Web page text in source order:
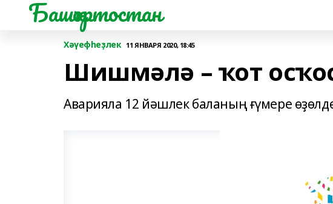
Башҡортостан
Хәүефһеҙлек 11 ЯНВАРЯ 2020, 18:45
Шишмәлә – ҡот
Аварияла 12 йәшлек баланың ғүмере